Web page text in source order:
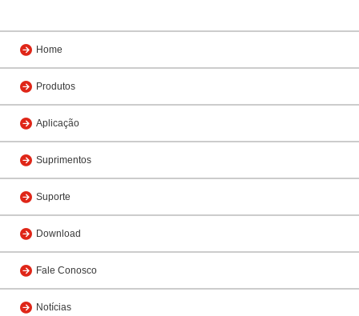
Home
Produtos
Aplicação
Suprimentos
Suporte
Download
Fale Conosco
Notícias